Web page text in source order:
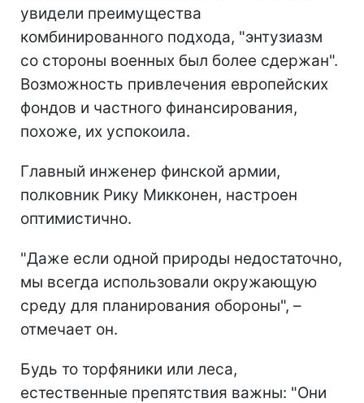
увидели преимущества
комбинированного подхода, "энтузиазм
со стороны военных был более сдержан".
Возможность привлечения европейских
фондов и частного финансирования,
похоже, их успокоила.
Главный инженер финской армии,
полковник Рику Микконен, настроен
оптимистично.
"Даже если одной природы недостаточно,
мы всегда использовали окружающую
среду для планирования обороны", –
отмечает он.
Будь то торфяники или леса,
естественные препятствия важны: "Они